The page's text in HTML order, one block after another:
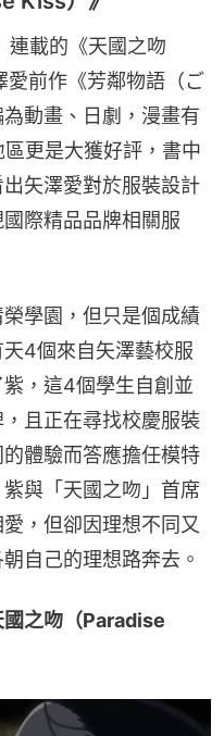
連載的《天國之吻
愛前作《芳鄰物語（ご
動畫、日劇，漫畫有
更是大獲好評，書中
矢澤愛對於服裝設計
際精品品牌相關服
學園，但只是個成績
4個來自矢澤藝校服
，這4個學生自創並
且正在尋找校慶服裝
體驗而答應擔任模特
與「天國之吻」首席
，但卻因理想不同又
自己的理想路奔去。
國之吻（Paradise